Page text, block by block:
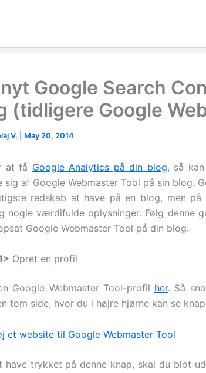
Google Search
(tidligere Google
V. May 20, 2014
at få Google Analytics på din blog, så
sig af Google Webmaster Tool på sin blog.
redskab at have på en blog, men
nogle værdifulde oplysninger. Følg denne
Google Webmaster Tool på din blog.
Opret en profil
Google Webmaster Tool-profil her. Så
tom side, hvor du i højre hjørne kan se
have trykket på denne knap, skal du blot